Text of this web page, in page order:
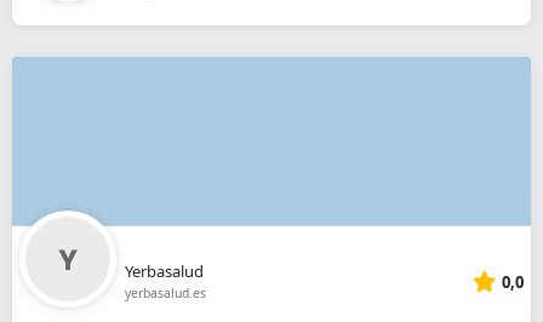
Yerbasalud
yerbasalud.es 0,0